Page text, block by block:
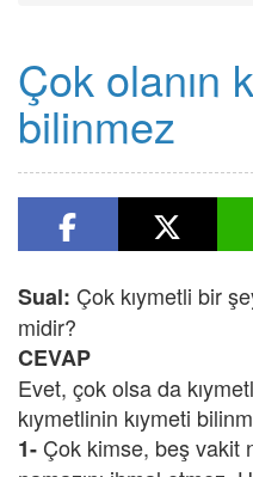
Çok olanın
bilinmez
Sual: Çok kıymetli bir
midir?
CEVAP
Evet, çok olsa da
kıymetlinin kıymeti
1- Çok kimse, beş vakit